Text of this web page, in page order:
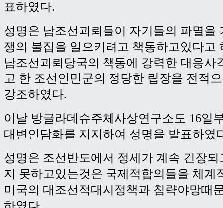
표하였다.
성명은 남조선괴뢰들이 자기들의 파멸을
쟁의 불집을 일으키려고 책동하고있다고
남조선괴뢰당국의 책동에 강력한 대응사
고 한 조선인민군의 정당한 립장을 전적
강조하였다.
이날 방글라데슈주체사상연구소도 16일
대변인담화를 지지하여 성명을 발표하였
성명은 조선반도에서 정세가 계속 긴장
지 못하고있는것은 국제적합의들을 체계
미국의 대조선적대시정책과 침략야망때